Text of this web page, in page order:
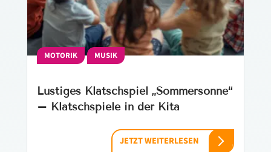
MOTORIK MUSIK
Lustiges Klatschspiel „Sommersonne“
– Klatschspiele in der Kita
JETZT WEITERLESEN